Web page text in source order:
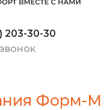
203-30-30
Форм-М